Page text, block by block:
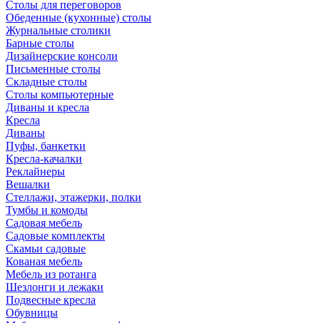
Столы для переговоров
Обеденные (кухонные) столы
Журнальные столики
Барные столы
Дизайнерские консоли
Письменные столы
Складные столы
Столы компьютерные
Диваны и кресла
Кресла
Диваны
Пуфы, банкетки
Кресла-качалки
Реклайнеры
Вешалки
Стеллажи, этажерки, полки
Тумбы и комоды
Садовая мебель
Садовые комплекты
Скамьи садовые
Кованая мебель
Мебель из ротанга
Шезлонги и лежаки
Подвесные кресла
Обувницы